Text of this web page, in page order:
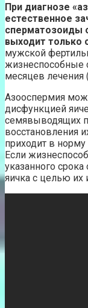
При диагнозе
естественное
сперматозоиды
выходит только
мужской
жизнеспособные
месяцев лечения
Азооспермия
дисфункцией
семявыводящих
восстановления
приходит в норму
Если
указанного
яичка с целью их